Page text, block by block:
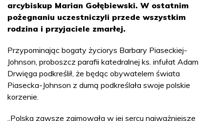
arcybiskup Marian Gołębiewski. W ostatnim
pożegnaniu uczestniczyli przede wszystkim
rodzina i przyjaciele zmarłej.
Przypominając bogaty życiorys Barbary Piaseckiej-
Johnson, proboszcz parafii katedralnej ks. infułat Adam
Drwięga podkreślił, że będąc obywatelem świata
Piasecka-Johnson z dumą podkreślała swoje polskie
korzenie.
„Polska zawsze zajmowała w jej sercu najważniejsze